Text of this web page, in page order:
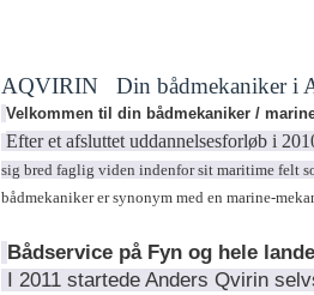
AQVIRIN Din bådmekaniker i
Velkommen til din bådmekaniker /
Efter et afsluttet uddannelsesforløb i
sig bred faglig viden indenfor sit maritime felt
bådmekaniker er synonym med en marine-
Bådservice på Fyn og hele
I 2011 startede Anders Qvirin